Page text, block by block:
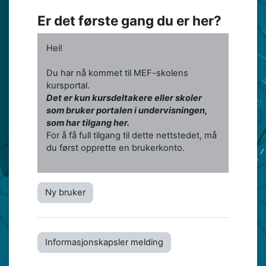
Er det første gang du er her?
Hei!
Du har nå kommet til MEF-skolens
kursportal.
Det er kun kursdeltakere eller skoler
som bruker portalen i undervisningen,
som har tilgang her.
For å få full tilgang til dette nettstedet, må
du først opprette en brukerkonto.
Ny bruker
Informasjonskapsler melding